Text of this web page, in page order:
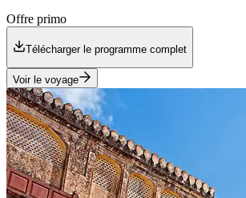
Offre primo
Télécharger le programme complet
Voir le voyage